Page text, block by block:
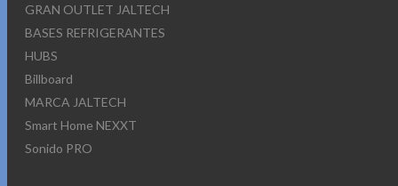
GRAN OUTLET JALTECH
BASES REFRIGERANTES
HUBS
Billboard
MARCA JALTECH
Smart Home NEXXT
Sonido PRO